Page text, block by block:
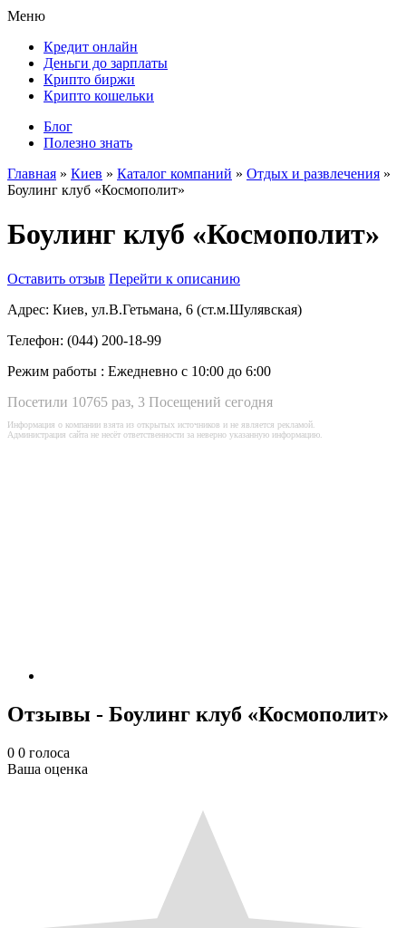
Меню
Кредит онлайн
Деньги до зарплаты
Крипто биржи
Крипто кошельки
Блог
Полезно знать
Главная » Киев » Каталог компаний » Отдых и развлечения »
Боулинг клуб «Космополит»
Боулинг клуб «Космополит»
Оставить отзыв Перейти к описанию
Адрес: Киев, ул.В.Гетьмана, 6 (ст.м.Шулявская)
Телефон: (044) 200-18-99
Режим работы : Ежедневно с 10:00 до 6:00
Посетили 10765 раз, 3 Посещений сегодня
Информация о компании взята из открытых источников и не является рекламой.
Администрация сайта не несёт ответственности за неверно указанную информацию.
Отзывы - Боулинг клуб «Космополит»
0 0 голоса
Ваша оценка